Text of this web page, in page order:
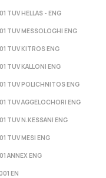
TUV HELLAS - ENG
TUV MESSOLOGHI ENG
TUV KITROS ENG
TUV KALLONI ENG
TUV POLICHNITOS ENG
TUV AGGELOCHORI ENG
TUV N.KESSANI ENG
TUV MESI ENG
ANNEX ENG
EN